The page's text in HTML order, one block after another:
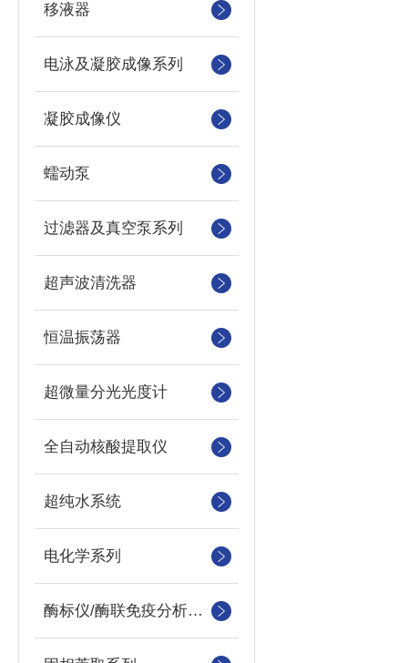
移液器
电泳及凝胶成像系列
凝胶成像仪
蠕动泵
过滤器及真空泵系列
超声波清洗器
恒温振荡器
超微量分光光度计
全自动核酸提取仪
超纯水系统
电化学系列
酶标仪/酶联免疫分析仪及洗板机